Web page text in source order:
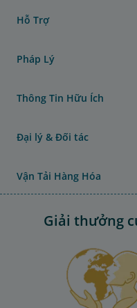
Hỗ Trợ
Pháp Lý
Thông Tin Hữu Ích
Đại lý & Đối tác
Vận Tải Hàng Hóa
Giải thưởng